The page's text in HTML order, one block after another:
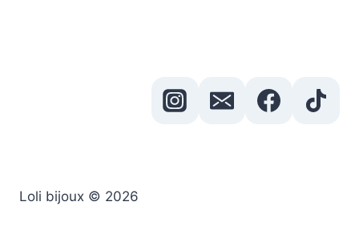
Loli bijoux © 2026